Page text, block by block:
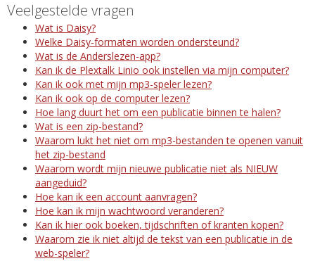
Veelgestelde vragen
Wat is Daisy?
Welke Daisy-formaten worden ondersteund?
Wat is de Anderslezen-app?
Kan ik de Plextalk Linio ook instellen via mijn computer?
Kan ik ook met mijn mp3-speler lezen?
Kan ik ook op de computer lezen?
Hoe lang duurt het om een publicatie binnen te halen?
Wat is een zip-bestand?
Waarom lukt het niet om mp3-bestanden te openen vanuit
het zip-bestand
Waarom wordt mijn nieuwe publicatie niet als NIEUW
aangeduid?
Hoe kan ik een account aanvragen?
Hoe kan ik mijn wachtwoord veranderen?
Kan ik hier ook boeken, tijdschriften of kranten kopen?
Waarom zie ik niet altijd de tekst van een publicatie in de
web-speler?